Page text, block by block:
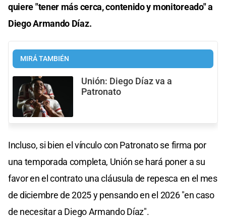
quiere "tener más cerca, contenido y monitoreado" a
Diego Armando Díaz.
MIRÁ TAMBIÉN
Unión: Diego Díaz va a
Patronato
Incluso, si bien el vínculo con Patronato se firma por
una temporada completa, Unión se hará poner a su
favor en el contrato una cláusula de repesca en el mes
de diciembre de 2025 y pensando en el 2026 "en caso
de necesitar a Diego Armando Díaz".